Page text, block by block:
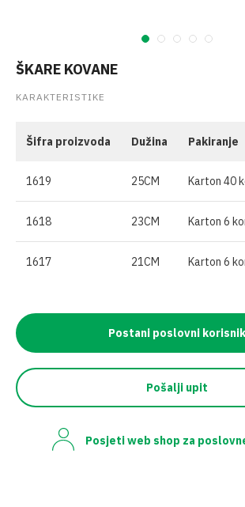
ŠKARE KOVANE
KARAKTERISTIKE
Šifra proizvoda Dužina Pakiranje
1619 25CM Karton 40
1618 23CM Karton 6
1617 21CM Karton 6
Postani poslovni korisnik
Pošalji upit
Posjeti web shop za